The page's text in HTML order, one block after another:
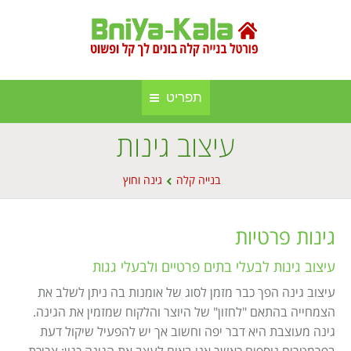
תפריט
בניה קלה
בנייה באלומיניום
בנייה בעץ
גינה וחוץ
חברות בנייה קלה ומתועשת
אינדקס אתרים
מפת אתר
תקנון אתר
עיצוב גינות
בנייה קלה גינה וחוץ
גינות פרטיות
עיצוב גינות לבעלי בתים פרטיים ולבעלי גגות
עיצוב גינה הפך כבר מזמן לסוג של אומנות בה ניתן לשלב את
הצמחייה בהתאם "לחזון" של היוצר והלקוח שמזמין את הגינה.
גינה מעוצבת היא דבר יפה וחשוב אך יש להפעיל שיקול דעת